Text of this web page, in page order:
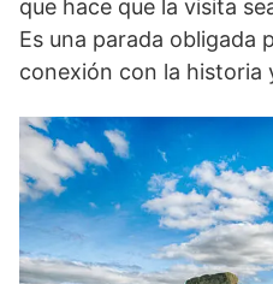
que hace que la visita
Es una parada obligada
conexión con la historia